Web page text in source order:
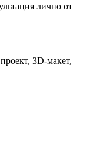
лично от
3D-макет,